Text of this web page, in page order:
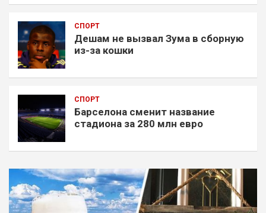
СПОРТ
Дешам не вызвал Зума в сборную
из-за кошки
СПОРТ
Барселона сменит название
стадиона за 280 млн евро